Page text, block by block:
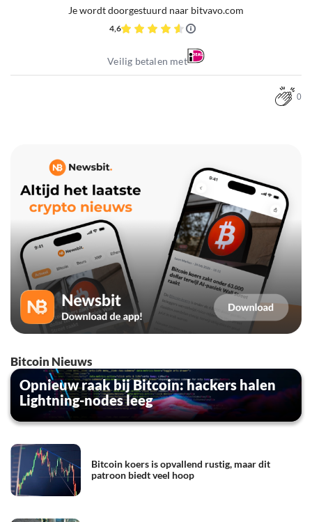
Je wordt doorgestuurd naar bitvavo.com
4,6
Veilig betalen met
0
Bitcoin Nieuws
Opnieuw raak bij Bitcoin: hackers halen
Lightning-nodes leeg
Bitcoin koers is opvallend rustig, maar dit
patroon biedt veel hoop